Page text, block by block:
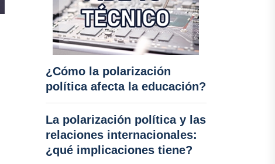
¿Cómo la polarización
política afecta la educación?
La polarización política y las
relaciones internacionales:
¿qué implicaciones tiene?